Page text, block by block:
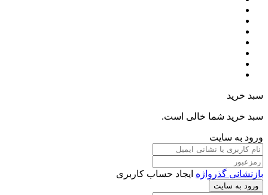
سبد خرید
سبد خرید شما خالی است.
ورود به سایت
بازنشانی گذرواژه ایجاد حساب کاربری
ورود به سایت